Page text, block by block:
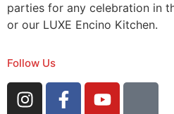
parties for any celebration in
or our LUXE Encino Kitchen.
Follow Us